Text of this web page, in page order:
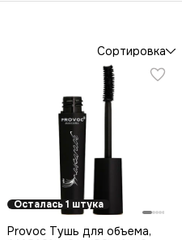
Сортировка
Осталась 1 штука
Provoc Тушь для объема,